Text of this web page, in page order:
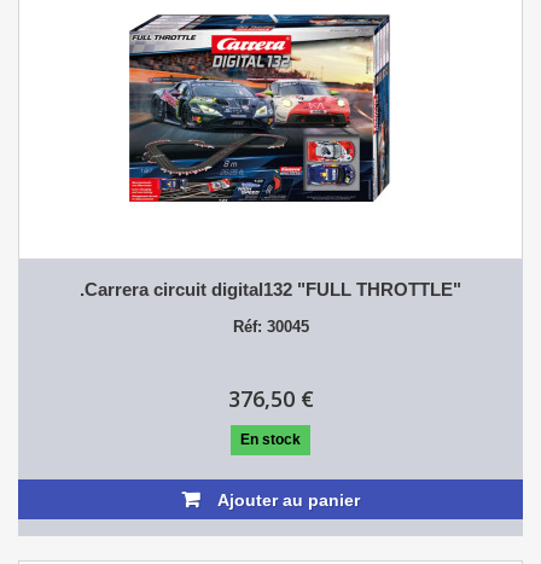
.Carrera circuit digital132 "FULL THROTTLE"
Réf: 30045
376,50 €
En stock
Ajouter au panier